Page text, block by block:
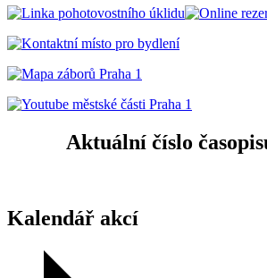
Aktuální číslo
Kalendář akcí